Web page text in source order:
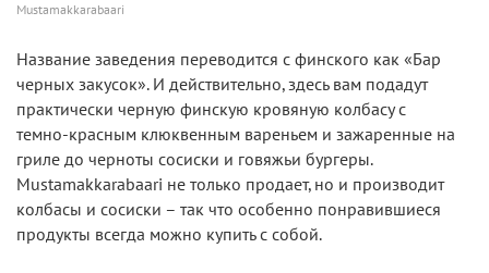
Mustamakkarabaari
Название заведения переводится с финского как «Бар
черных закусок». И действительно, здесь вам подадут
практически черную финскую кровяную колбасу с
темно-красным клюквенным вареньем и зажаренные на
гриле до черноты сосиски и говяжьи бургеры.
Mustamakkarabaari не только продает, но и производит
колбасы и сосиски – так что особенно понравившиеся
продукты всегда можно купить с собой.